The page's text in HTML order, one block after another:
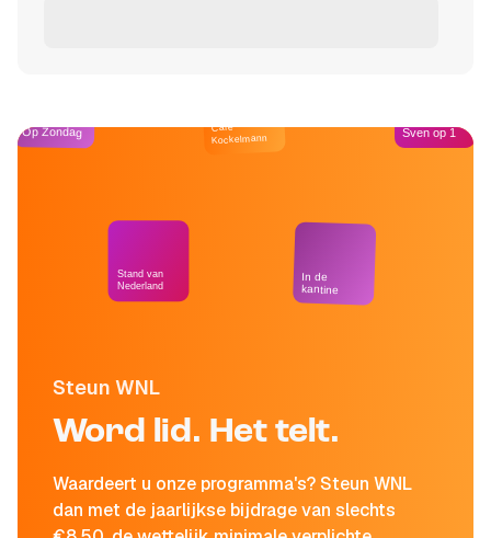
Steun WNL
Word lid. Het telt.
Waardeert u onze programma's? Steun WNL
dan met de jaarlijkse bijdrage van slechts
Op Zondag
Stand van
Nederland
Café
Kockelmann
In de
kantine
Sven op 1